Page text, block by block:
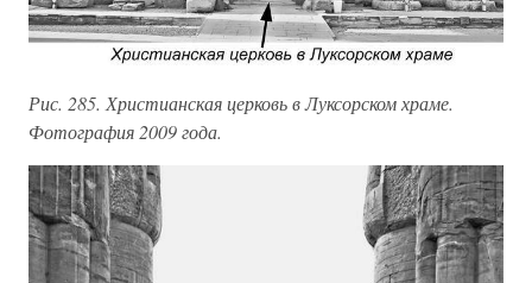
Рис. 285. Христианская церковь в Луксорском храме.
Фотография 2009 года.